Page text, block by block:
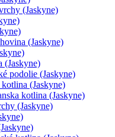
(Jaskyne)
(Jaskyne)
(Jaskyne)
podolie (Jaskyne)
(Jaskyne)
kotlina (Jaskyne)
(Jaskyne)